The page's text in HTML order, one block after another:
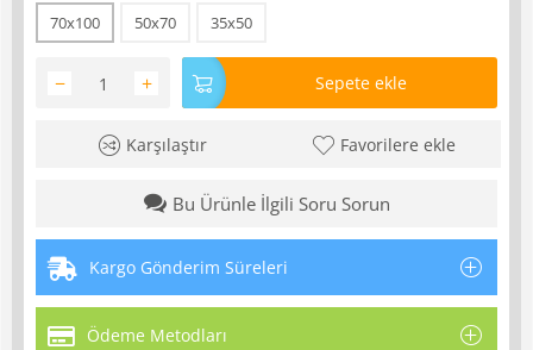
70x100 50x70 35x50
+
− Sepete ekle
Karşılaştır Favorilere ekle
Bu Ürünle İlgili Soru Sorun
Kargo Gönderim Süreleri
Ödeme Metodları